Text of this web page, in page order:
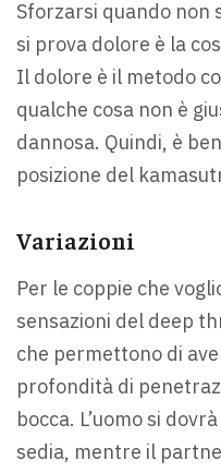
Sforzarsi quando non
si prova dolore è la
Il dolore è il metodo
qualche cosa non è
dannosa. Quindi, è
posizione del
Variazioni
Per le coppie che
sensazioni del deep
che permettono di
profondità di
bocca. L’uomo si
sedia, mentre il